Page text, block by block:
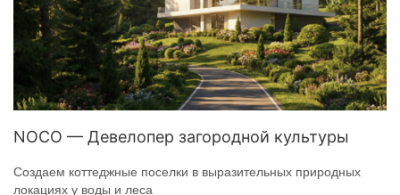
NOCO — Девелопер загородной культуры
Создаем коттеджные поселки в выразительных природных
локациях у воды и леса